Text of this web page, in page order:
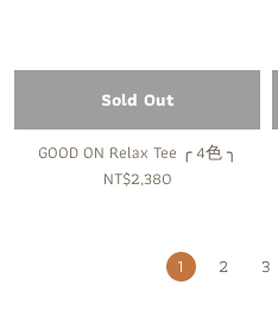
Sold Out
GOOD ON Relax Tee ╭ 4色 ╮
NT$2,380
1 2 3